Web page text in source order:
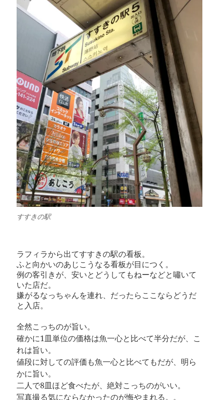
すすきの駅
ラフィラから出てすすきの駅の看板。
ふと向かいのあじこうなる看板が目につく。
例の客引きが、安いとどうしてもねーなどと嘯いて
いた店だ。
嫌がるなっちゃんを連れ、だったらここならどうだ
と入店。
全然こっちのが旨い。
確かに1皿単位の価格は魚一心と比べて半分だが、こ
れは旨い。
値段に対しての評価も魚一心と比べてもだが、明ら
かに旨い。
二人で8皿ほど食べたが、絶対こっちのがいい。
写真撮る気にならなかったのが悔やまれる。。